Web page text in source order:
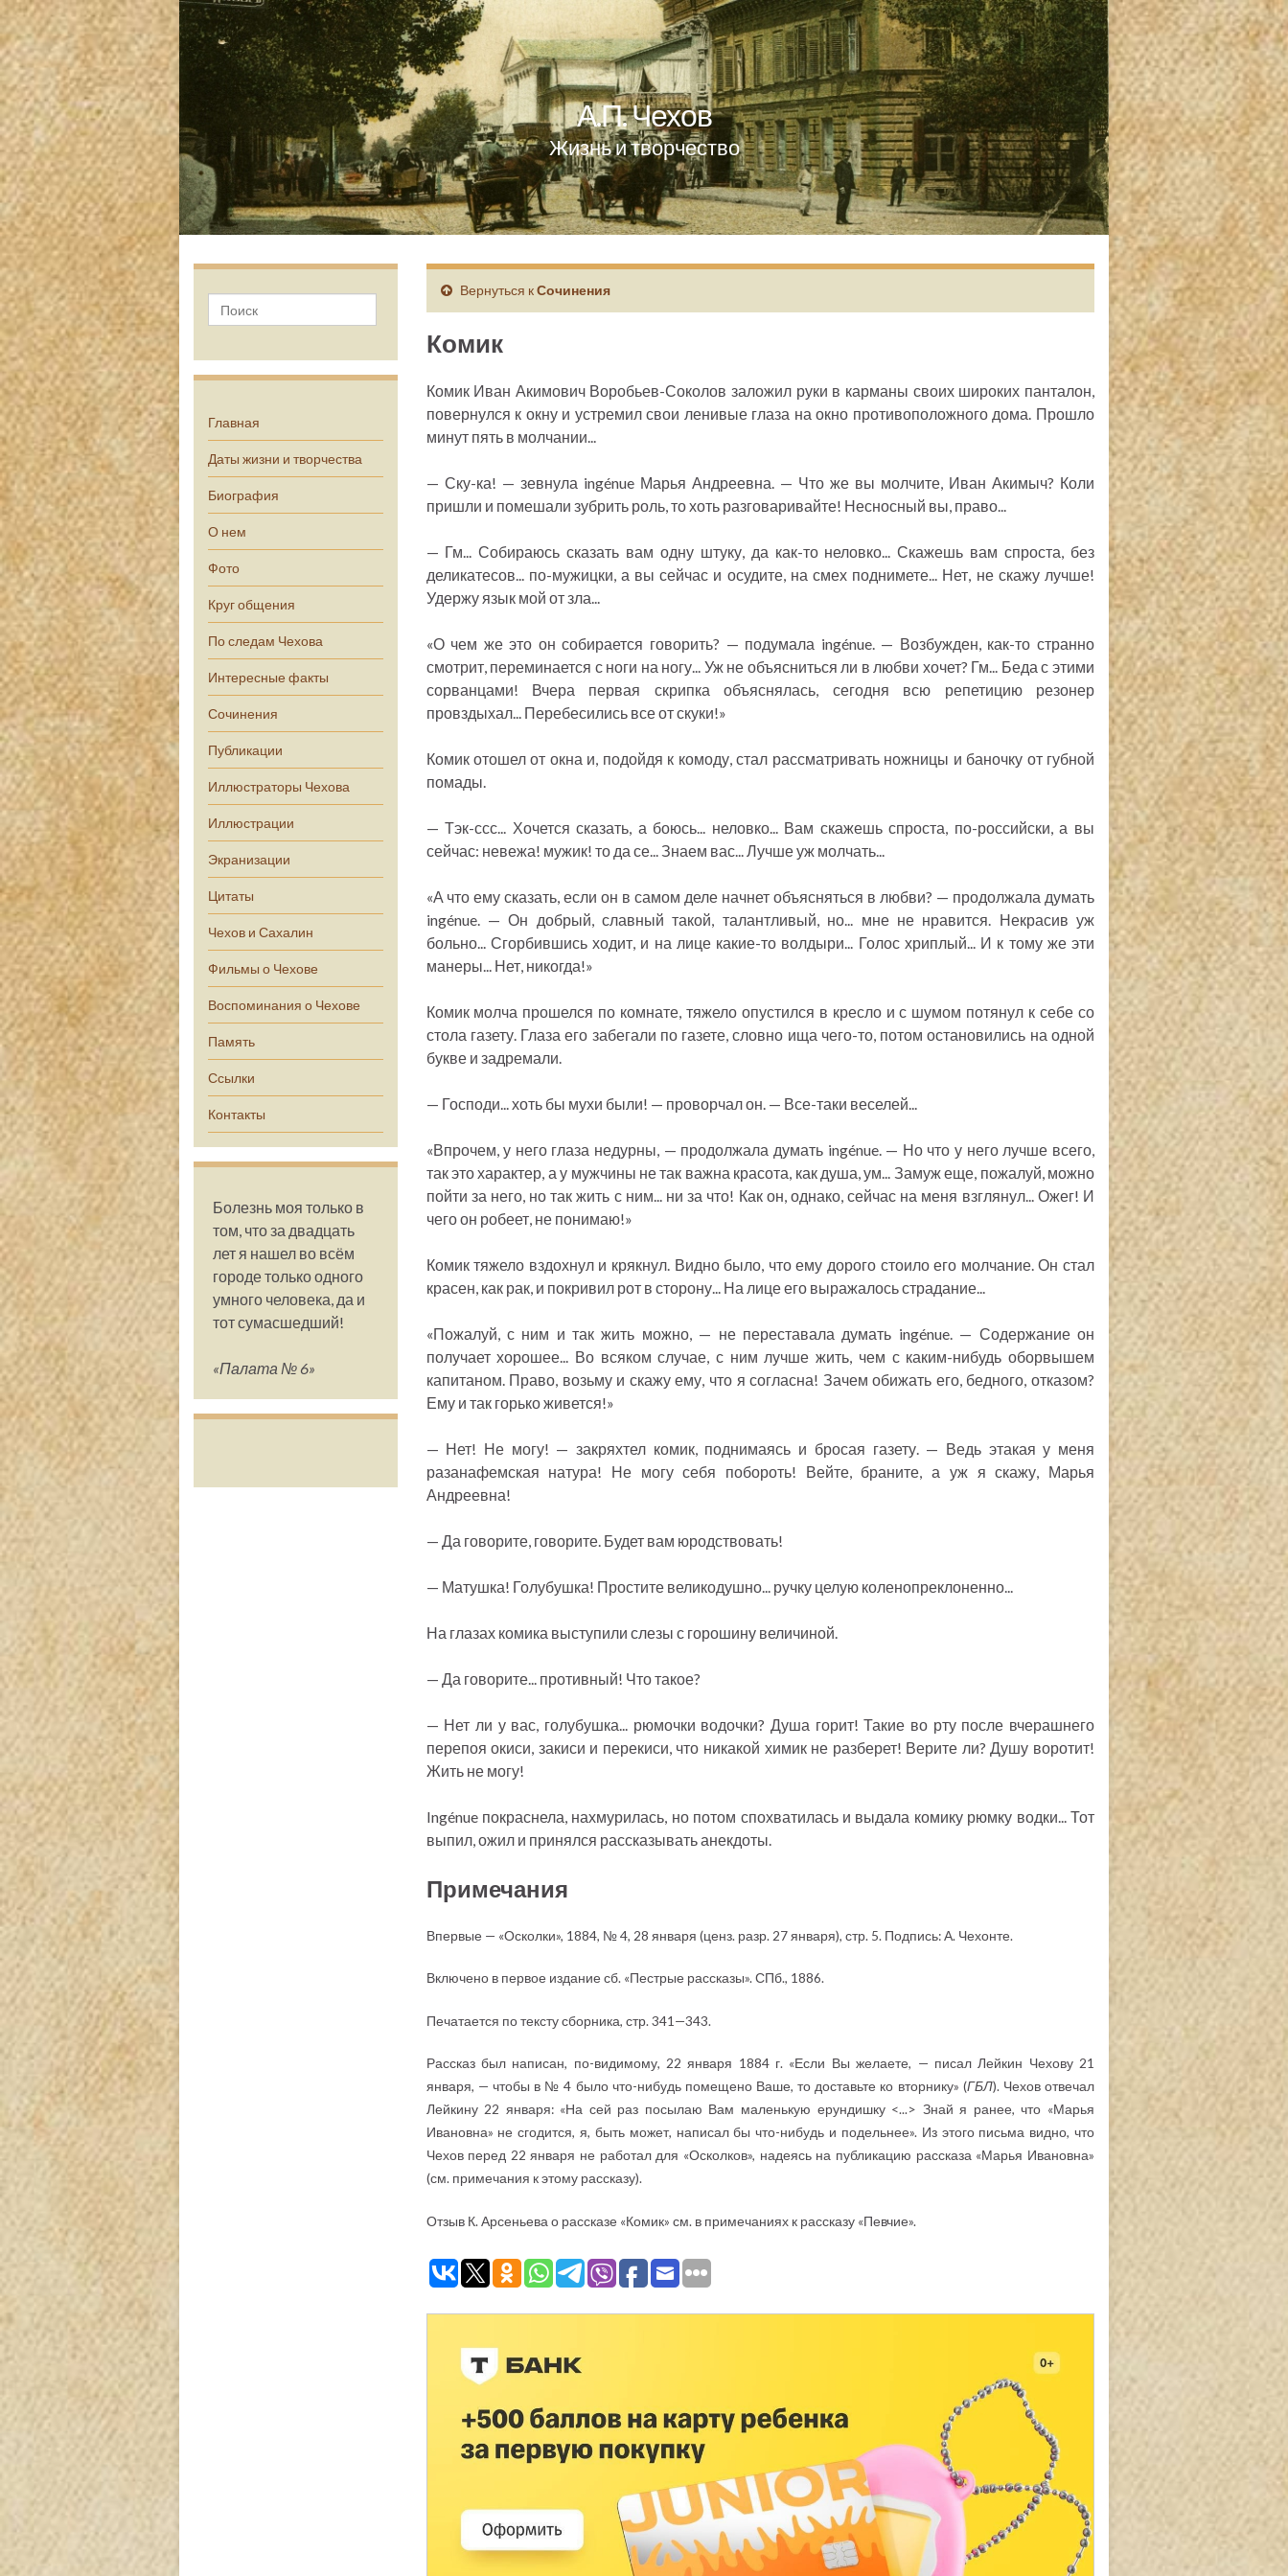
А.П. Чехов
Жизнь и творчество
Главная
Даты жизни и творчества
Биография
О нем
Фото
Круг общения
По следам Чехова
Интересные факты
Сочинения
Публикации
Иллюстраторы Чехова
Иллюстрации
Экранизации
Цитаты
Чехов и Сахалин
Фильмы о Чехове
Воспоминания о Чехове
Память
Ссылки
Контакты
Болезнь моя только в
том, что за двадцать
лет я нашел во всём
городе только одного
умного человека, да и
тот сумасшедший!
«Палата № 6»
Вернуться кСочинения
Комик
Комик Иван Акимович Воробьев-Соколов заложил руки в карманы своих широких панталон,
повернулся к окну и устремил свои ленивые глаза на окно противоположного дома. Прошло
минут пять в молчании...
— Ску-ка! — зевнула ingénue Марья Андреевна. — Что же вы молчите, Иван Акимыч? Коли
пришли и помешали зубрить роль, то хоть разговаривайте! Несносный вы, право...
— Гм... Собираюсь сказать вам одну штуку, да как-то неловко... Скажешь вам спроста, без
деликатесов... по-мужицки, а вы сейчас и осудите, на смех поднимете... Нет, не скажу лучше!
Удержу язык мой от зла...
«О чем же это он собирается говорить? — подумала ingénue. — Возбужден, как-то странно
смотрит, переминается с ноги на ногу... Уж не объясниться ли в любви хочет? Гм... Беда с этими
сорванцами! Вчера первая скрипка объяснялась, сегодня всю репетицию резонер
провздыхал... Перебесились все от скуки!»
Комик отошел от окна и, подойдя к комоду, стал рассматривать ножницы и баночку от губной
помады.
— Тэк-ссс... Хочется сказать, а боюсь... неловко... Вам скажешь спроста, по-российски, а вы
сейчас: невежа! мужик! то да се... Знаем вас... Лучше уж молчать...
«А что ему сказать, если он в самом деле начнет объясняться в любви? — продолжала думать
ingénue. — Он добрый, славный такой, талантливый, но... мне не нравится. Некрасив уж
больно... Сгорбившись ходит, и на лице какие-то волдыри... Голос хриплый... И к тому же эти
манеры... Нет, никогда!»
Комик молча прошелся по комнате, тяжело опустился в кресло и с шумом потянул к себе со
стола газету. Глаза его забегали по газете, словно ища чего-то, потом остановились на одной
букве и задремали.
— Господи... хоть бы мухи были! — проворчал он. — Все-таки веселей...
«Впрочем, у него глаза недурны, — продолжала думать ingénue. — Но что у него лучше всего,
так это характер, а у мужчины не так важна красота, как душа, ум... Замуж еще, пожалуй, можно
пойти за него, но так жить с ним... ни за что! Как он, однако, сейчас на меня взглянул... Ожег! И
чего он робеет, не понимаю!»
Комик тяжело вздохнул и крякнул. Видно было, что ему дорого стоило его молчание. Он стал
красен, как рак, и покривил рот в сторону... На лице его выражалось страдание...
«Пожалуй, с ним и так жить можно, — не переставала думать ingénue. — Содержание он
получает хорошее... Во всяком случае, с ним лучше жить, чем с каким-нибудь оборвышем
капитаном. Право, возьму и скажу ему, что я согласна! Зачем обижать его, бедного, отказом?
Ему и так горько живется!»
— Нет! Не могу! — закряхтел комик, поднимаясь и бросая газету. — Ведь этакая у меня
разанафемская натура! Не могу себя побороть! Вейте, браните, а уж я скажу, Марья
Андреевна!
— Да говорите, говорите. Будет вам юродствовать!
— Матушка! Голубушка! Простите великодушно... ручку целую коленопреклоненно...
На глазах комика выступили слезы с горошину величиной.
— Да говорите... противный! Что такое?
— Нет ли у вас, голубушка... рюмочки водочки? Душа горит! Такие во рту после вчерашнего
перепоя окиси, закиси и перекиси, что никакой химик не разберет! Верите ли? Душу воротит!
Жить не могу!
Ingénue покраснела, нахмурилась, но потом спохватилась и выдала комику рюмку водки... Тот
выпил, ожил и принялся рассказывать анекдоты.
Примечания
Впервые — «Осколки», 1884, № 4, 28 января (ценз. разр. 27 января), стр. 5. Подпись: А. Чехонте.
Включено в первое издание сб. «Пестрые рассказы». СПб., 1886.
Печатается по тексту сборника, стр. 341—343.
Рассказ был написан, по-видимому, 22 января 1884 г. «Если Вы желаете, — писал Лейкин Чехову 21
января, — чтобы в № 4 было что-нибудь помещено Ваше, то доставьте ко вторнику» (ГБЛ). Чехов отвечал
Лейкину 22 января: «На сей раз посылаю Вам маленькую ерундишку <...> Знай я ранее, что «Марья
Ивановна» не сгодится, я, быть может, написал бы что-нибудь и подельнее». Из этого письма видно, что
Чехов перед 22 января не работал для «Осколков», надеясь на публикацию рассказа «Марья Ивановна»
(см. примечания к этому рассказу).
Отзыв К. Арсеньева о рассказе «Комик» см. в примечаниях к рассказу «Певчие».